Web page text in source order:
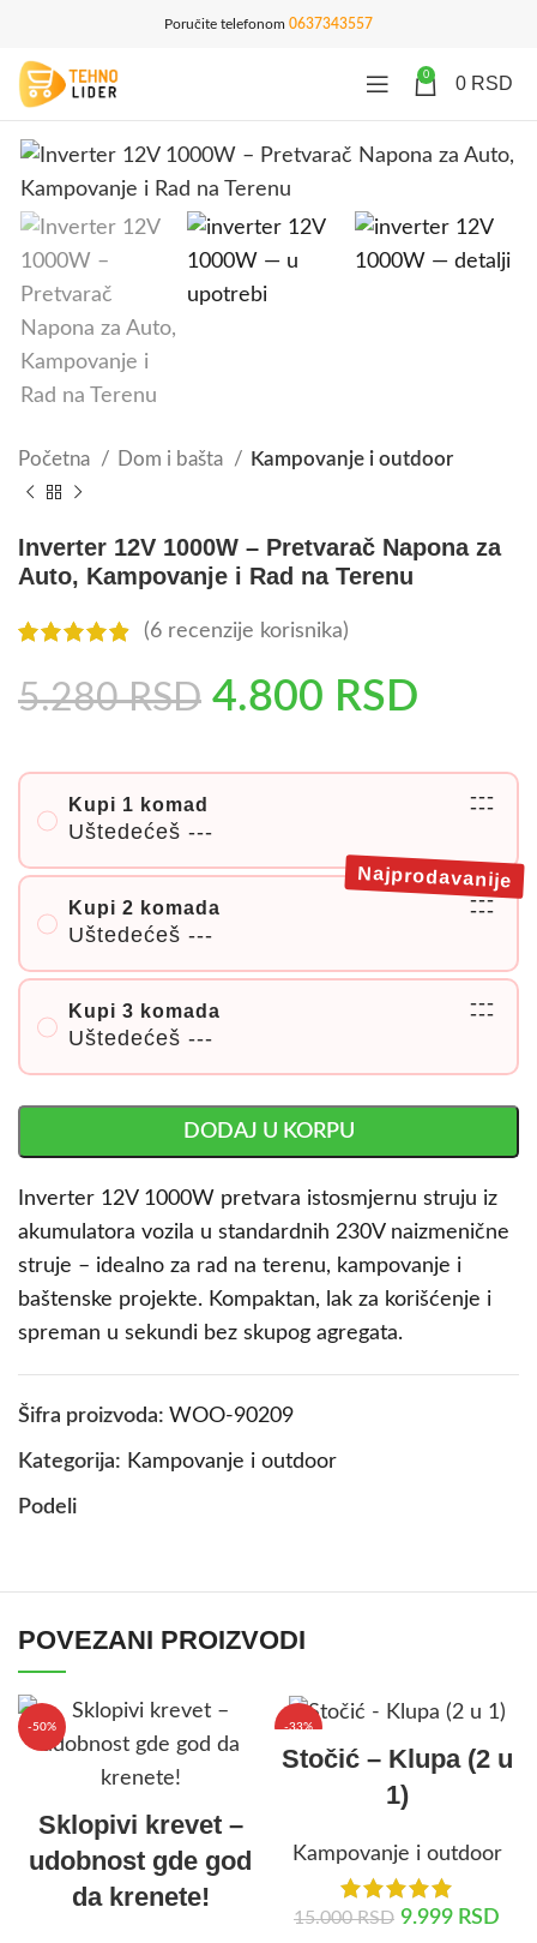
Poručite telefonom 0637343557
0 0 RSD
Početna Dom i bašta Kampovanje i outdoor
Inverter 12V 1000W – Pretvarač Napona za
Auto, Kampovanje i Rad na Terenu
(6 recenzije korisnika)
5.280RSD 4.800 RSD
Kupi 1 komad
Uštedećeš ---
---
---
Kupi 2 komada
Uštedećeš ---
---
---
Najprodavanije
Kupi 3 komada
Uštedećeš ---
---
---
DODAJ U KORPU
Inverter 12V 1000W pretvara istosmjernu struju iz
akumulatora vozila u standardnih 230V naizmenične
struje – idealno za rad na terenu, kampovanje i
baštenske projekte. Kompaktan, lak za korišćenje i
spreman u sekundi bez skupog agregata.
Šifra proizvoda: WOO-90209
Kategorija: Kampovanje i outdoor
Podeli
POVEZANI PROIZVODI
-50%
Sklopivi krevet –
udobnost gde god
da krenete!
-33%
Stočić – Klupa (2 u
1)
Kampovanje i outdoor
15.000RSD 9.999 RSD